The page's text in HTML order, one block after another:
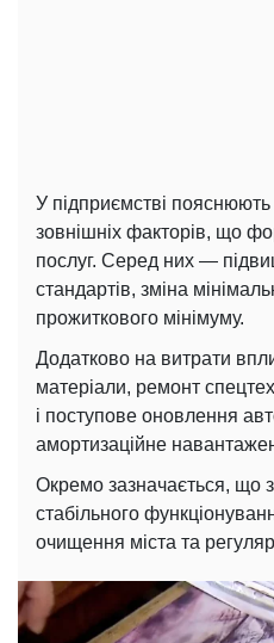
У підприємстві
зовнішніх факторів, що
послуг. Серед них —
стандартів, зміна
прожиткового мінімуму.
Додатково на витрати
матеріали, ремонт
і поступове оновлення
амортизаційне
Окремо зазначається, що
стабільного
очищення міста та